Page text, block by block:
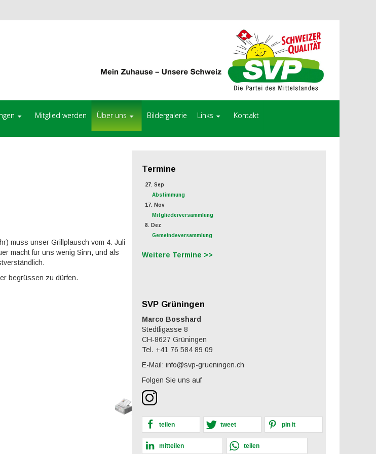
Mitglied werden Über uns Bildergalerie Links Kontakt
muss unser Grillplausch vom 4. Juli
macht für uns wenig Sinn, und als
begrüssen zu dürfen.
Termine
27. Sep
Abstimmung
17. Nov
Mitgliederversammlung
8. Dez
Gemeindeversammlung
Weitere Termine >>
SVP Grüningen
Marco Bosshard
Stedtligasse 8
CH-8627 Grüningen
Tel. +41 76 584 89 09
E-Mail: info@svp-grueningen.ch
Folgen Sie uns auf
teilen tweet pin it
mitteilen teilen